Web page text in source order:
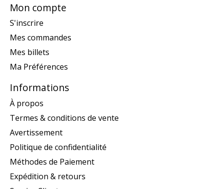
Mon compte
S'inscrire
Mes commandes
Mes billets
Ma Préférences
Informations
À propos
Termes & conditions de vente
Avertissement
Politique de confidentialité
Méthodes de Paiement
Expédition & retours